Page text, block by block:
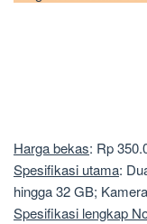
Harga bekas: Rp
Spesifikasi utama:
hingga 32 GB;
Spesifikasi lengkap